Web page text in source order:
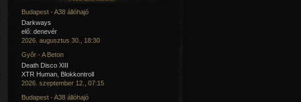
Budapest - A38 állóhajó
Darkways
elő: denevér
2026. augusztus 30., 18:30
Győr - A Beton
Death Disco XIII
XTR Human, Blokkontroll
2026. szeptember 12., 07:15
Budapest - A38 állóhajó